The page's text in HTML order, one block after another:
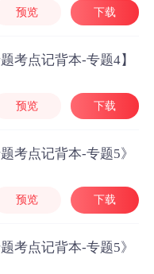
预览 下载
考点记背本-专题4】
预览 下载
考点记背本-专题5》
预览 下载
考点记背本-专题5》